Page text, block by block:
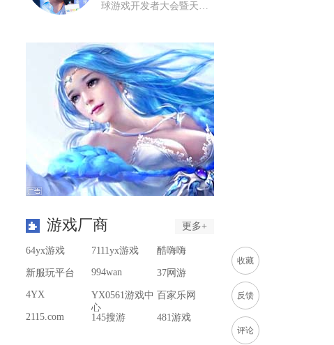
球游戏开发者大会暨天…
游戏厂商 更多+
64yx游戏 7111yx游戏 酷嗨嗨
新服玩平台 994wan 37网游
4YX
YX0561游戏中
心
百家乐网
2115.com 145搜游 481游戏
收藏
反馈
评论